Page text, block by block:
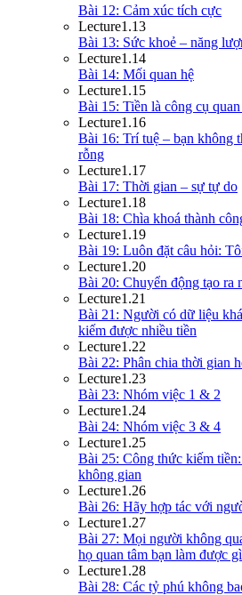
Bài 12: Cảm xúc tích cực
Lecture1.13
Bài 13: Sức khoẻ – năng
Lecture1.14
Bài 14: Mối quan hệ
Lecture1.15
Bài 15: Tiền là công cụ
Lecture1.16
Bài 16: Trí tuệ – bạn không
rỗng
Lecture1.17
Bài 17: Thời gian – sự tự do
Lecture1.18
Bài 18: Chìa khoá thành
Lecture1.19
Bài 19: Luôn đặt câu hỏi:
Lecture1.20
Bài 20: Chuyển động tạo ra
Lecture1.21
Bài 21: Người có dữ liệu
kiếm được nhiều tiền
Lecture1.22
Bài 22: Phân chia thời gian
Lecture1.23
Bài 23: Nhóm việc 1 & 2
Lecture1.24
Bài 24: Nhóm việc 3 & 4
Lecture1.25
Bài 25: Công thức kiếm
không gian
Lecture1.26
Bài 26: Hãy hợp tác với
Lecture1.27
Bài 27: Mọi người không
họ quan tâm bạn làm được gì
Lecture1.28
Bài 28: Các tỷ phú không